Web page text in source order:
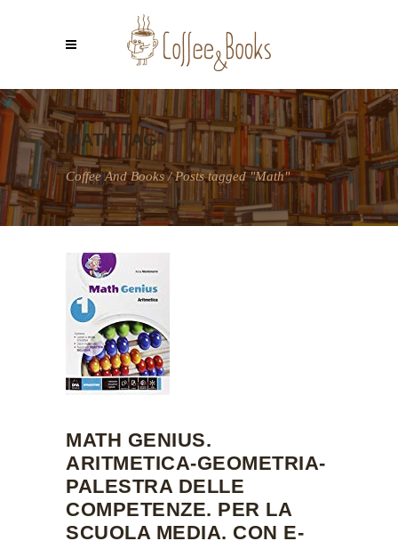
MATH TAG
Coffee And Books/Posts tagged "Math"
MATH GENIUS.
ARITMETICA-GEOMETRIA-
PALESTRA DELLE
COMPETENZE. PER LA
SCUOLA MEDIA. CON E-